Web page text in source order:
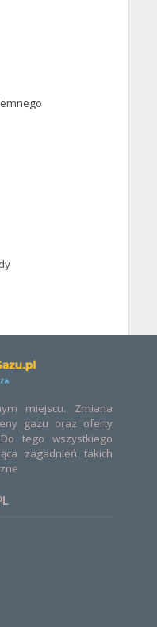
miejscu. Zmiana
gazu oraz oferty
tego wszystkiego
zagadnień takich